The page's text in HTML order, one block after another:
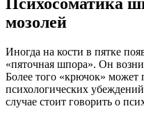
мозолей
Иногда на кости в пятке
«пяточная шпора». Он
Более того «крючок» может
психологических
случае стоит говорить о